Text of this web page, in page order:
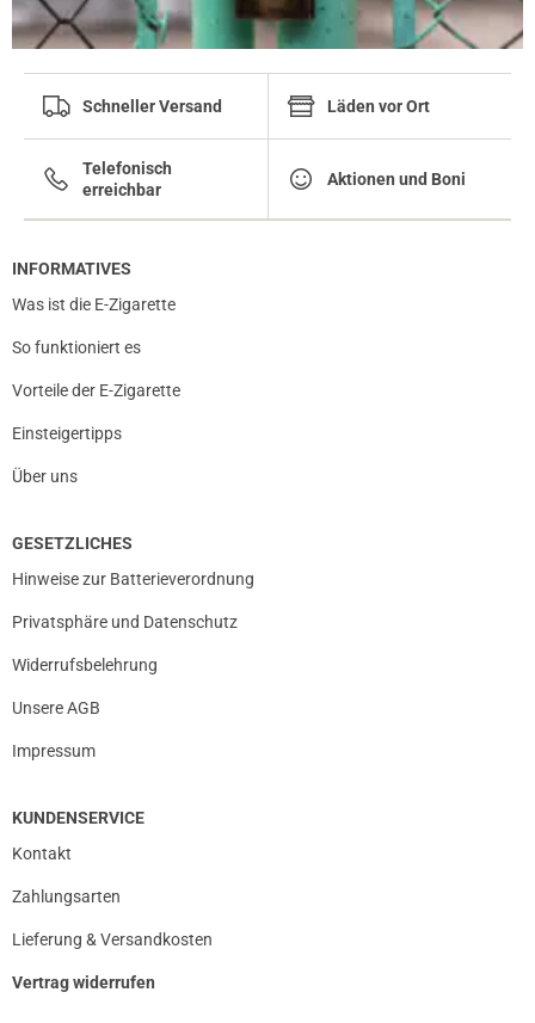
Schneller Versand Läden vor Ort
Telefonisch
erreichbar
Aktionen und Boni
INFORMATIVES
Was ist die E-Zigarette
So funktioniert es
Vorteile der E-Zigarette
Einsteigertipps
Über uns
GESETZLICHES
Hinweise zur Batterieverordnung
Privatsphäre und Datenschutz
Widerrufsbelehrung
Unsere AGB
Impressum
KUNDENSERVICE
Kontakt
Zahlungsarten
Lieferung & Versandkosten
Vertrag widerrufen